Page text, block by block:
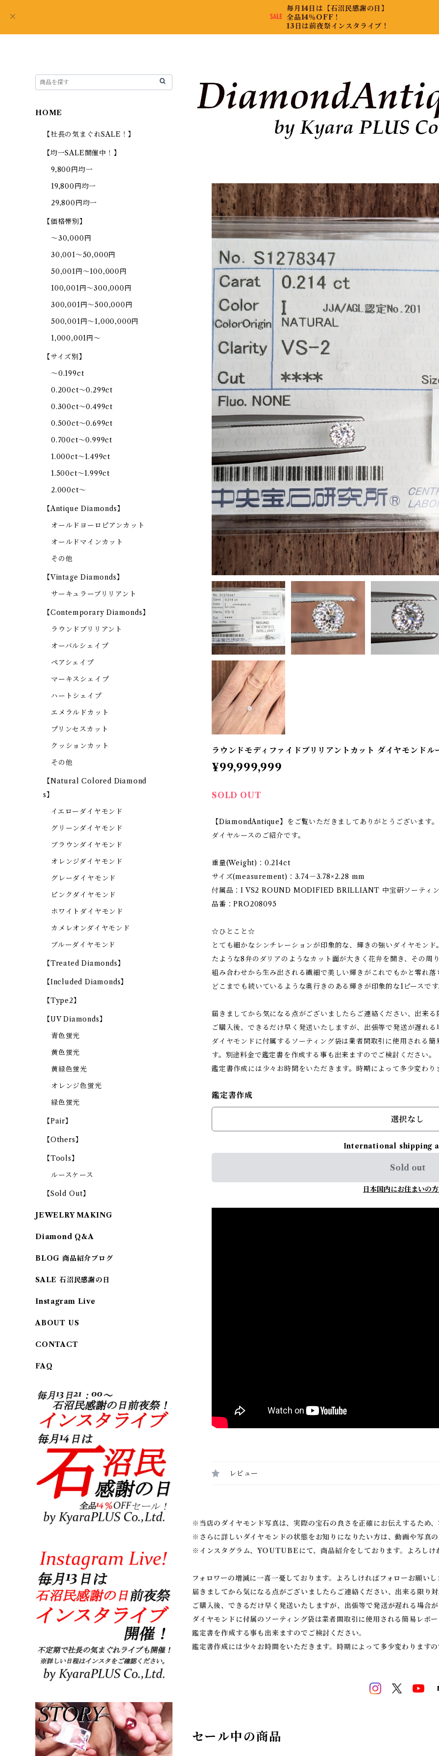
毎月14日は【石沼民感謝の日】
全品14％OFF！
13日は前夜祭インスタライブ！
ラウンドモディファイドブリリアントカット ダイヤモンド
¥99,999,999
SOLD OUT
【DiamondAntique】をご覧いただきましてありがとうございます。
ダイヤルースのご紹介です。
重量(Weight)：0.214ct
サイズ(measurement)：3.74－3.78×2.28 mm
付属品：I VS2 ROUND MODIFIED BRILLIANT 中宝研ソーティ
品番：PRO208095
☆ひとこと☆
とても細かなシンチレーションが印象的な、輝きの強いダイヤモン
たような8弁のダリアのようなカット面が大きく花弁を開き、その周
組み合わせから生み出される繊細で美しい輝きがこれでもかと零れ落
どこまでも続いているような奥行きのある輝きが印象的な1ピースです
届きましてから気になる点がございましたらご連絡ください、出来る
ご購入後、できるだけ早く発送いたしますが、出張等で発送が遅れる
ダイヤモンドに付属するソーティング袋は業者間取引に使用される
す。別途料金で鑑定書を作成する事も出来ますのでご検討ください。
鑑定書作成には少々お時間をいただきます。時期によって多少変わり
鑑定書作成
選択なし
International shipping
Sold out
日本国内にお住まいの
レビュー
※当店のダイヤモンド写真は、実際の宝石の良さを正確にお伝えするため
※ さらに詳しいダイヤモンドの状態をお知りになりたい方は、動画や写真
※ インスタグラム、YOUTUBEにて、商品紹介をしております。よろしけ
フォロワーの増減に一喜一憂しております。よろしければフォローお願い
届きましてから気になる点がございましたらご連絡ください、出来る限り対
ご購入後、できるだけ早く発送いたしますが、出張等で発送が遅れる場合
ダイヤモンドに付属のソーティング袋は業者間取引に使用される簡易レポ
鑑定書を作成する事も出来ますのでご検討ください。
鑑定書作成には少々お時間をいただきます。時期によって多少変わります
セール中の商品
HOME
【社長の気まぐれSALE！】
【均一SALE開催中！】
9,800円均一
19,800円均一
29,800円均一
【価格帯別】
～30,000円
30,001～50,000円
50,001円～100,000円
100,001円～300,000円
300,001円～500,000円
500,001円～1,000,000円
1,000,001円～
【サイズ別】
～0.199ct
0.200ct～0.299ct
0.300ct～0.499ct
0.500ct～0.699ct
0.700ct～0.999ct
1.000ct～1.499ct
1.500ct～1.999ct
2.000ct～
【Antique Diamonds】
オールドヨーロピアンカット
オールドマインカット
その他
【Vintage Diamonds】
サーキュラーブリリアント
【Contemporary Diamonds】
ラウンドブリリアント
オーバルシェイプ
ペアシェイプ
マーキスシェイプ
ハートシェイプ
エメラルドカット
プリンセスカット
クッションカット
その他
【Natural Colored Diamond
s】
イエローダイヤモンド
グリーンダイヤモンド
ブラウンダイヤモンド
オレンジダイヤモンド
グレーダイヤモンド
ピンクダイヤモンド
ホワイトダイヤモンド
カメレオンダイヤモンド
ブルーダイヤモンド
【Treated Diamonds】
【Included Diamonds】
【Type2】
【UV Diamonds】
青色蛍光
黄色蛍光
黄緑色蛍光
オレンジ色蛍光
緑色蛍光
【Pair】
【Others】
【Tools】
ルースケース
【Sold Out】
JEWELRY MAKING
Diamond Q&A
BLOG 商品紹介ブログ
SALE 石沼民感謝の日
Instagram Live
ABOUT US
CONTACT
FAQ